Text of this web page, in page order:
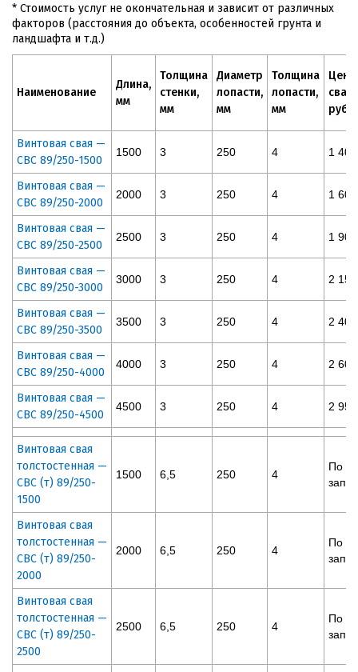
* Стоимость услуг не окончательная и зависит от различных
факторов (расстояния до объекта, особенностей грунта и
ландшафта и т.д.)
Наименование
Длина,
мм
Толщина
стенки,
мм
Диаметр
лопасти,
мм
Толщина
лопасти,
мм
Цена
сваи,
руб
Винтовая свая —
СВС 89/250-1500
1500 3 250 4 1 400
Винтовая свая —
СВС 89/250-2000
2000 3 250 4 1 600
Винтовая свая —
СВС 89/250-2500
2500 3 250 4 1 900
Винтовая свая —
СВС 89/250-3000
3000 3 250 4 2 150
Винтовая свая —
СВС 89/250-3500
3500 3 250 4 2 400
Винтовая свая —
СВС 89/250-4000
4000 3 250 4 2 600
Винтовая свая —
СВС 89/250-4500
4500 3 250 4 2 950
Винтовая свая
толстостенная —
СВС (т) 89/250-
1500
1500 6,5 250 4
По
Винтовая свая
толстостенная —
СВС (т) 89/250-
2000
2000 6,5 250 4
По
Винтовая свая
толстостенная —
СВС (т) 89/250-
2500
2500 6,5 250 4
По